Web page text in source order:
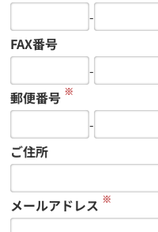
-
FAX番号
-
郵便番号 ※
-
ご住所
メールアドレス ※